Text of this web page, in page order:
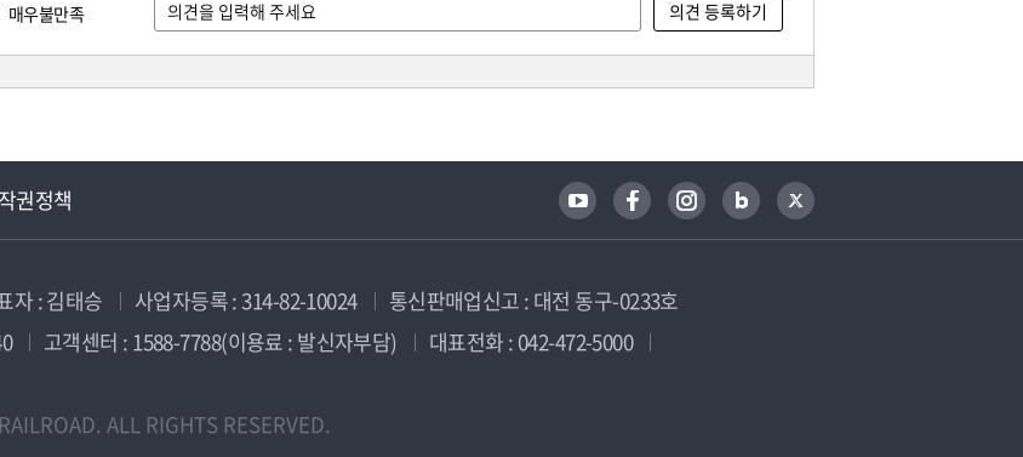
매우불만족
권정책
자 : 김태승 사업자등록 : 314-82-10024
통신판매업신고 : 대전 동구-0233호
고객센터 : 1588-7788(이용료 : 발신자부담)
대표전화 : 042-472-5000
ALL RIGHTS RESERVED.